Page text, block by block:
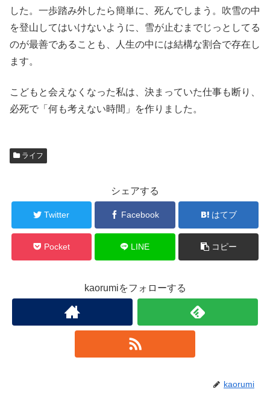
した。一歩踏み外したら簡単に、死んでしまう。吹雪の中
を登山してはいけないように、雪が止むまでじっとしてる
のが最善であることも、人生の中には結構な割合で存在し
ます。
こどもと会えなくなった私は、決まっていた仕事も断り、
必死で「何も考えない時間」を作りました。
ライフ
シェアする
Twitter Facebook はてブ
Pocket LINE コピー
kaorumiをフォローする
kaorumi